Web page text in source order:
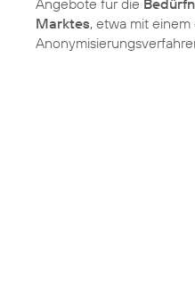
Marktes, etwa mit